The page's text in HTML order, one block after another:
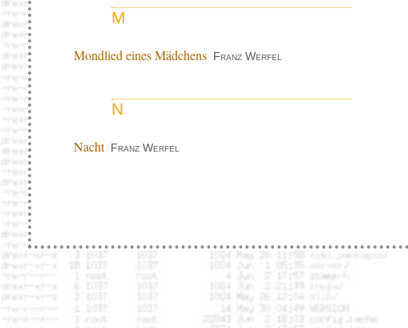
M
Mondlied eines Mädchens Franz Werfel
N
Nacht Franz Werfel